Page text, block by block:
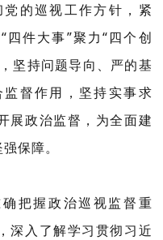
的巡视工作方针，紧
四件大事”聚力“四个创
坚持问题导向、严的基
督作用，坚持实事求
展政治监督，为全面建
保障。
把握政治巡视监督重
深入了解学习贯彻习近